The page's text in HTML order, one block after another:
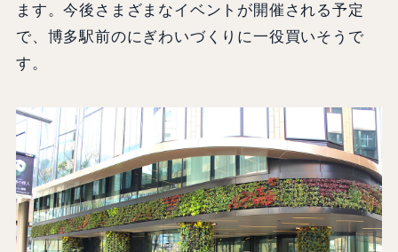
ます。今後さまざまなイベントが開催される予定
で、博多駅前のにぎわいづくりに一役買いそうで
す。